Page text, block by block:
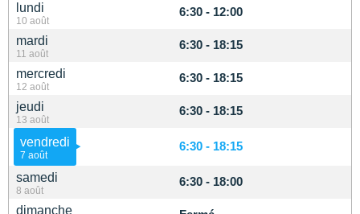
lundi
10 août
6:30 - 12:00
mardi
11 août
6:30 - 18:15
mercredi
12 août
6:30 - 18:15
jeudi
13 août
6:30 - 18:15
vendredi
7 août
6:30 - 18:15
samedi
8 août
6:30 - 18:00
dimanche